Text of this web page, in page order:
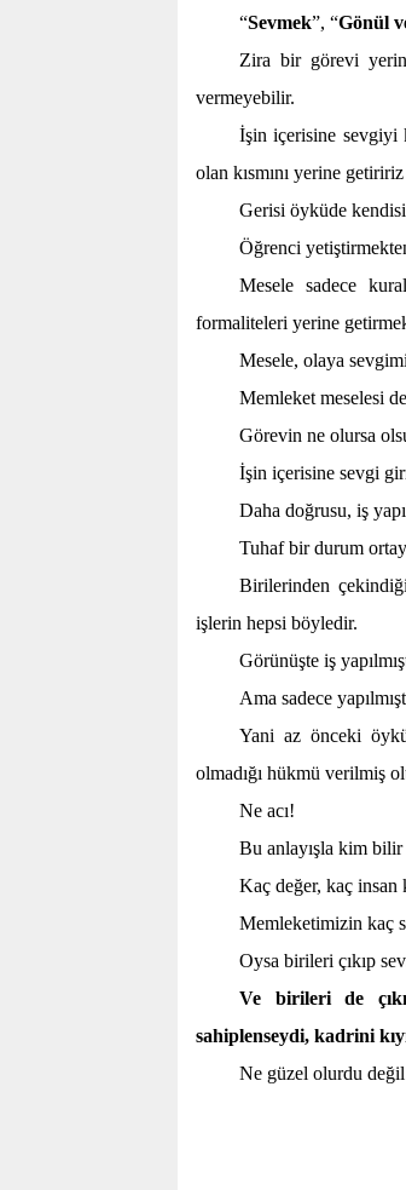
“Sevmek”, “Gönül
Zira bir görevi
vermeyebilir.
İşin içerisine sevgiyi
olan kısmını yerine
Gerisi öyküde
Öğrenci
Mesele sadece
formaliteleri yerine
Mesele, olaya
Memleket meselesi
Görevin ne olursa
İşin içerisine sevgi
Daha doğrusu, iş
Tuhaf bir durum
Birilerinden
işlerin hepsi böyledir.
Görünüşte iş
Ama sadece
Yani az önceki
olmadığı hükmü verilmiş
Ne acı!
Bu anlayışla kim
Kaç değer, kaç
Memleketimizin kaç
Oysa birileri çıkıp
Ve birileri de
sahiplenseydi, kadrini
Ne güzel olurdu